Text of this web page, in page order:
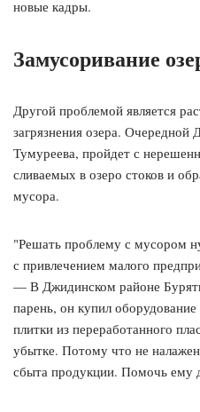
новые кадры.
Замусоривание
Другой проблемой является
загрязнения озера. Очередной
Тумуреева, пройдет с
сливаемых в озеро стоков и
мусора.
"Решать проблему с мусором
с привлечением малого
— В Джидинском районе
парень, он купил
плитки из переработанного
убытке. Потому что не
сбыта продукции. Помочь ему